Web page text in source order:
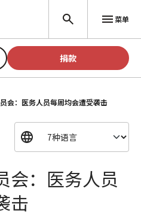
菜单
捐款
会：医务人员每周均会遭受袭击
会：医务人员
击